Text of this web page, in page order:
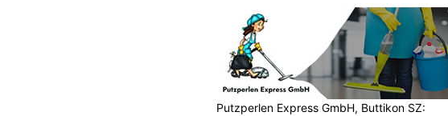
Putzperlen Express GmbH, Buttikon SZ: